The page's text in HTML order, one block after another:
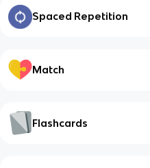
Spaced Repetition
Match
Flashcards